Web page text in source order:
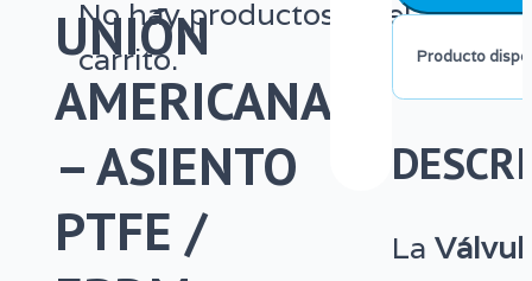
No hay productos en el
carrito.
UNIÓN
AMERICANA
– ASIENTO
PTFE /
CPVC
Unión
–
PTFE
Producto
La